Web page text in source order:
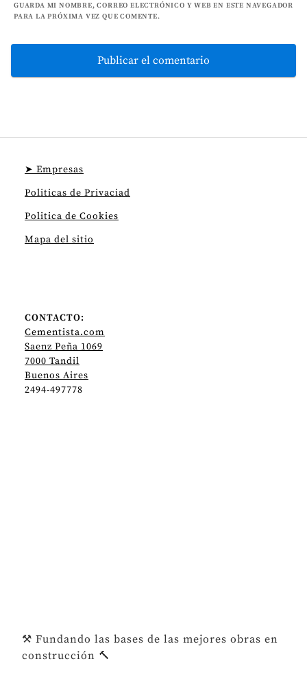
GUARDA MI NOMBRE, CORREO ELECTRÓNICO Y WEB EN ESTE NAVEGADOR
PARA LA PRÓXIMA VEZ QUE COMENTE.
➤ Empresas
Politicas de Privaciad
Politica de Cookies
Mapa del sitio
CONTACTO:
Cementista.com
Saenz Peña 1069
7000 Tandil
Buenos Aires
2494-497778
⚒️ Fundando las bases de las mejores obras en
construcción 🔨